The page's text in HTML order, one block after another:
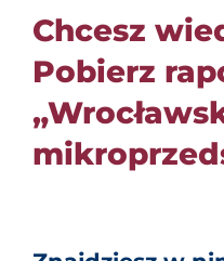
Chcesz
Pobierz